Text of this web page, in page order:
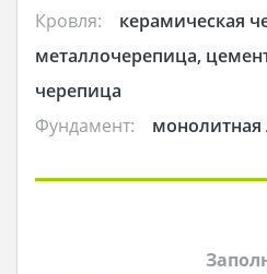
Кровля:
керамическая
металлочерепица,
черепица
Фундамент:
монолитная